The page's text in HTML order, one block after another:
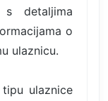
detaljima
o
ulaznicu.
ulaznice